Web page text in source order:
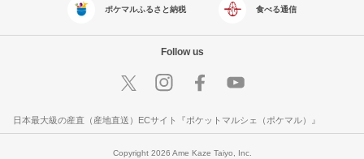
ポケマルふるさと納税 食べる通信
Follow us
日本最大級の産直（産地直送）ECサイト『ポケットマルシェ（ポケマル）』
Copyright 2026 Ame Kaze Taiyo, Inc.